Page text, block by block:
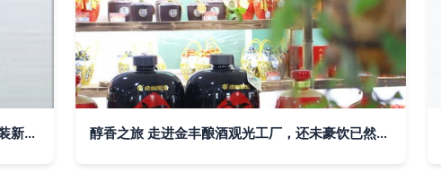
揭秘玻璃酒瓶行业 一个厂家如何打造酒类包装新标杆 醇香之旅 走进金丰酿酒观光工厂，还未豪饮已然微醺